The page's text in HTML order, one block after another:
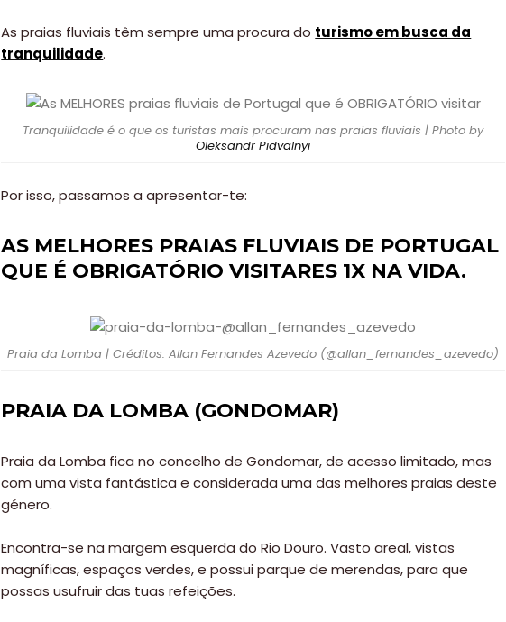
As praias fluviais têm sempre uma procura do turismo em busca da
tranquilidade.
Tranquilidade é o que os turistas mais procuram nas praias fluviais | Photo by
Oleksandr Pidvalnyi
Por isso, passamos a apresentar-te:
AS MELHORES PRAIAS FLUVIAIS DE PORTUGAL
QUE É OBRIGATÓRIO VISITARES 1X NA VIDA.
Praia da Lomba | Créditos: Allan Fernandes Azevedo (@allan_fernandes_azevedo)
PRAIA DA LOMBA (GONDOMAR)
Praia da Lomba fica no concelho de Gondomar, de acesso limitado, mas
com uma vista fantástica e considerada uma das melhores praias deste
género.
Encontra-se na margem esquerda do Rio Douro. Vasto areal, vistas
magníficas, espaços verdes, e possui parque de merendas, para que
possas usufruir das tuas refeições.